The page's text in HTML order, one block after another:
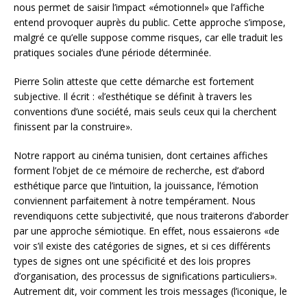
nous permet de saisir l’impact «émotionnel» que l’affiche
entend provoquer auprès du public. Cette approche s’impose,
malgré ce qu’elle suppose comme risques, car elle traduit les
pratiques sociales d’une période déterminée.
Pierre Solin atteste que cette démarche est fortement
subjective. Il écrit : «l’esthétique se définit à travers les
conventions d’une société, mais seuls ceux qui la cherchent
finissent par la construire».
Notre rapport au cinéma tunisien, dont certaines affiches
forment l’objet de ce mémoire de recherche, est d’abord
esthétique parce que l’intuition, la jouissance, l’émotion
conviennent parfaitement à notre tempérament. Nous
revendiquons cette subjectivité, que nous traiterons d’aborder
par une approche sémiotique. En effet, nous essaierons «de
voir s’il existe des catégories de signes, et si ces différents
types de signes ont une spécificité et des lois propres
d’organisation, des processus de significations particuliers».
Autrement dit, voir comment les trois messages (l’iconique, le